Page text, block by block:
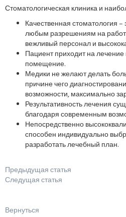
Стоматологическая клиника и
Качественная стоматология –
любым разрешениям на
вежливый персонал и
Пациент приходит на
помещение.
Медики не желают делать
причине чего
возможности, максимально
Результативность лечения
благодаря современным
Непосредственно
способен индивидуально
разработать лечебный план.
Предыдущая статья
Следущая статья
Вернуться